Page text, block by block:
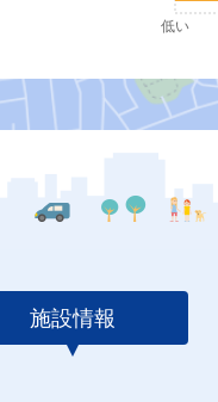
低い
施設情報